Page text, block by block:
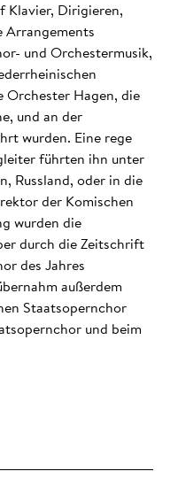
Klavier, Dirigieren,
Arrangements
und Orchestermusik,
Orchester Hagen, die
und an der
wurden. Eine rege
führten ihn unter
Russland, oder in die
der Komischen
wurden die
durch die Zeitschrift
des Jahres
außerdem
Staatsopernchor
und beim